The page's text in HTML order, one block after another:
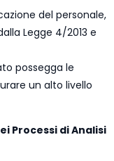
del personale,
Legge 4/2013 e
possegga le
un alto livello
Processi di Analisi